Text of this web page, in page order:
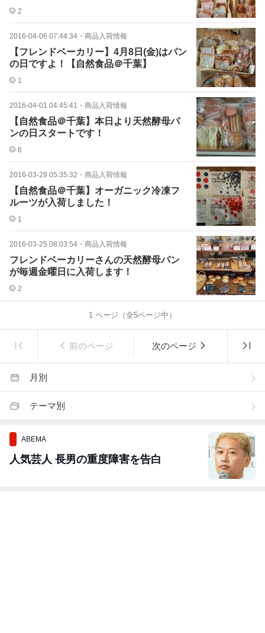
2
2016-04-06 07:44:34 ・ 商品入荷情報
【フレンドベーカリー】4月8日(金)はパン
の日ですよ！【自然食品＠千葉】
1
2016-04-01 04:45:41 ・ 商品入荷情報
【自然食品＠千葉】本日より天然酵母パ
ンの日スタートです！
6
2016-03-29 05:35:32 ・ 商品入荷情報
【自然食品＠千葉】オーガニック冷凍フ
ルーツが入荷しました！
1
2016-03-25 08:03:54 ・ 商品入荷情報
フレンドベーカリーさんの天然酵母パン
が毎週金曜日に入荷します！
2
1 ページ（全5ページ中）
前のページ 次のページ
月別
テーマ別
ABEMA
人気芸人 長男の重度障害を告白